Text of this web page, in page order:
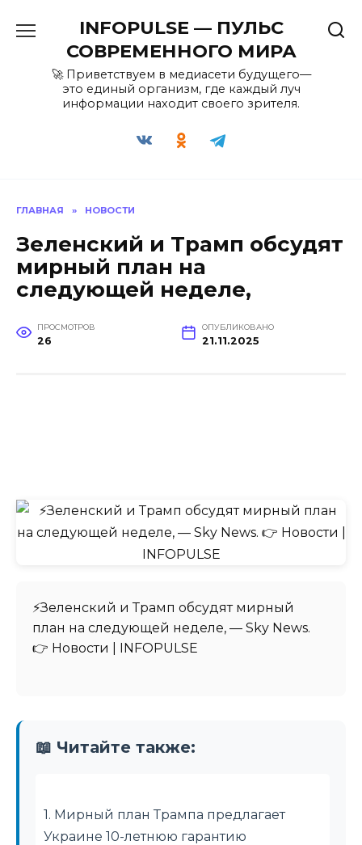
содержанию
INFOPULSE — ПУЛЬС
СОВРЕМЕННОГО МИРА
🚀 Приветствуем в медиасети будущего—
это единый организм, где каждый луч
информации находит своего зрителя.
ГЛАВНАЯ » НОВОСТИ
Зеленский и Трамп обсудят
мирный план на
следующей неделе,
ПРОСМОТРОВ
26
ОПУБЛИКОВАНО
21.11.2025
⚡️Зеленский и Трамп обсудят мирный
план на следующей неделе, — Sky News.
👉 Новости | INFOPULSE⁩
📖 Читайте также:
1. Мирный план Трампа предлагает
Украине 10-летнюю гарантию